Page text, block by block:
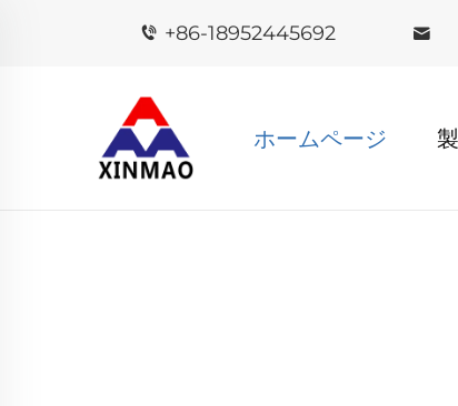
+86-18952445692
ホームページ